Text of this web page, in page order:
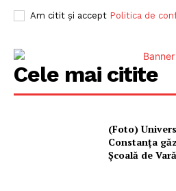
Am citit și accept Politica de
Cele mai citite
(Foto)
Constanța
Școală de